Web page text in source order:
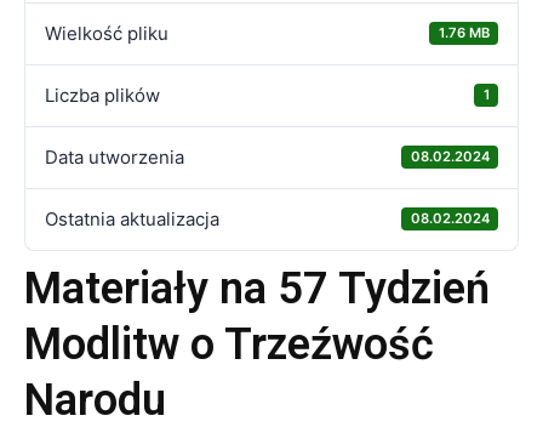
Wielkość pliku 1.76 MB
Liczba plików 1
Data utworzenia 08.02.2024
Ostatnia aktualizacja 08.02.2024
Materiały na 57 Tydzień
Modlitw o Trzeźwość
Narodu